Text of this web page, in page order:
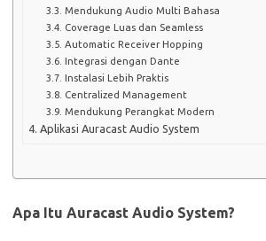
Mendukung Audio Multi Bahasa
Coverage Luas dan Seamless
Automatic Receiver Hopping
Integrasi dengan Dante
Instalasi Lebih Praktis
Centralized Management
Mendukung Perangkat Modern
Aplikasi Auracast Audio System
Apa Itu Auracast Audio System?